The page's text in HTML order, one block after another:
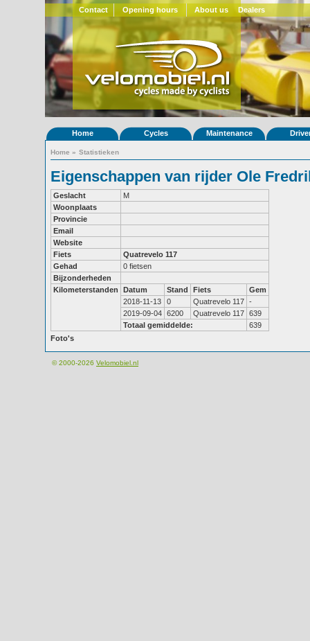
Contact Opening hours About us Dealers
Home Cycles Maintenance
Home » Statistieken
Eigenschappen van rijder Ole
Geslacht
M
Woonplaats
Provincie
Email
Website
Fiets
Quatrevelo 117
Gehad
0 fietsen
Bijzonderheden
Kilometerstanden
Datum Stand Fiets
Gem
2018-11-13
0 Quatrevelo 117 -
2019-09-04 6200 Quatrevelo 117 639
Totaal gemiddelde:
639
Foto's
© 2000-2026 Velomobiel.nl